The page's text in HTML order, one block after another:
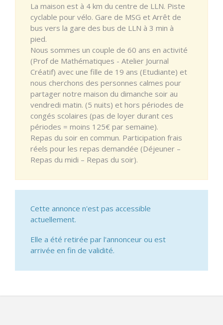
La maison est à 4 km du centre de LLN. Piste
cyclable pour vélo. Gare de MSG et Arrêt de
bus vers la gare des bus de LLN à 3 min à
pied.
Nous sommes un couple de 60 ans en activité
(Prof de Mathématiques - Atelier Journal
Créatif) avec une fille de 19 ans (Etudiante) et
nous cherchons des personnes calmes pour
partager notre maison du dimanche soir au
vendredi matin. (5 nuits) et hors périodes de
congés scolaires (pas de loyer durant ces
périodes = moins 125€ par semaine).
Repas du soir en commun. Participation frais
réels pour les repas demandée (Déjeuner –
Repas du midi – Repas du soir).
Cette annonce n'est pas accessible
actuellement.
Elle a été retirée par l'annonceur ou est
arrivée en fin de validité.